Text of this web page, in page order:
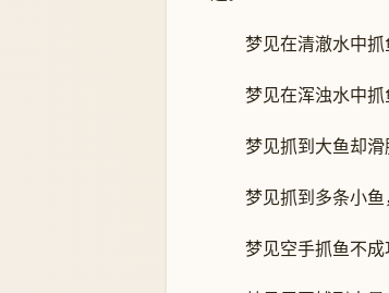
梦见在清澈水中抓
梦见在浑浊水中抓
梦见抓到大鱼却滑
梦见抓到多条小鱼
梦见空手抓鱼不成